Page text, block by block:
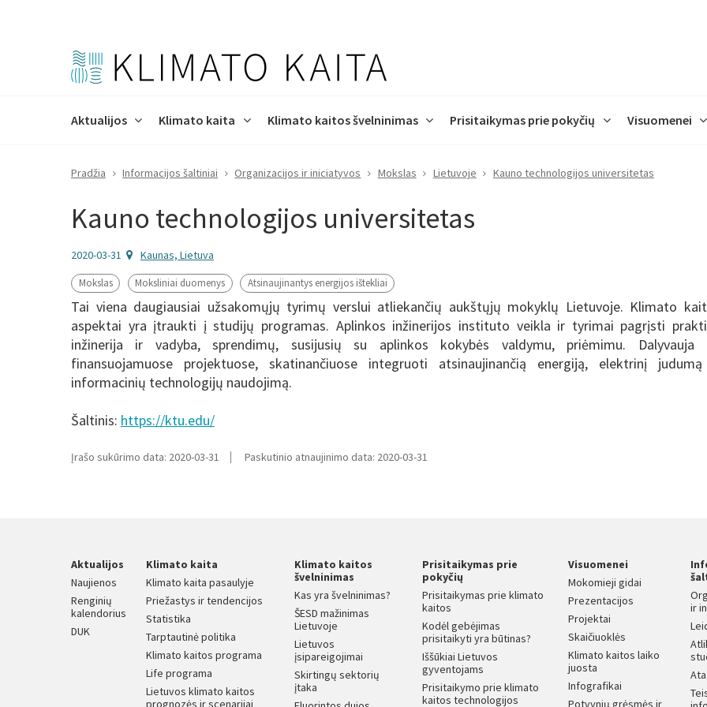
Aktualijos Klimato kaita Klimato kaitos švelninimas Prisitaikymas prie pokyčių Visuomenei
Klimato kaitos programa
Fluorintos dujos
technologijos
būtinas?
Projektas ClimAdapt-LT Projektas „AdaptationHubs“
Klimato kaitos laiko juosta
Teisinė informacija
kalendorius
Tinklalaidė | ŽALIEJI
POKALBIAI
Pradžia Informacijos šaltiniai Organizacijos ir iniciatyvos Mokslas Lietuvoje Kauno technologijos universitetas
Kauno technologijos universitetas
2020-03-31 Kaunas, Lietuva
Mokslas Moksliniai duomenys Atsinaujinantys energijos ištekliai
Tai viena daugiausiai užsakomųjų tyrimų verslui atliekančių aukštųjų mokyklų Lietuvoje. Klimato
aspektai yra įtraukti į studijų programas. Aplinkos inžinerijos instituto veikla ir tyrimai pagrįsti
inžinerija ir vadyba, sprendimų, susijusių su aplinkos kokybės valdymu, priėmimu. Dalyvauja
finansuojamuose projektuose, skatinančiuose integruoti atsinaujinančią energiją, elektrinį
informacinių technologijų naudojimą.
Šaltinis: https://ktu.edu/
Įrašo sukūrimo data: 2020-03-31 Paskutinio atnaujinimo data: 2020-03-31
Aktualijos
Naujienos
Renginių
kalendorius
DUK
Klimato kaita
Klimato kaita pasaulyje
Priežastys ir tendencijos
Statistika
Tarptautinė politika
Klimato kaitos programa
Life programa
Lietuvos klimato kaitos
prognozės ir scenarijai
Klimato kaitos
švelninimas
Kas yra švelninimas?
ŠESD mažinimas
Lietuvoje
Lietuvos
įsipareigojimai
Skirtingų sektorių
įtaka
Prisitaikymas prie
pokyčių
Prisitaikymas prie klimato
kaitos
Kodėl gebėjimas
prisitaikyti yra būtinas?
Iššūkiai Lietuvos
gyventojams
Prisitaikymo prie klimato
kaitos technologijos
Visuomenei
Mokomieji gidai
Prezentacijos
Projektai
Skaičiuoklės
Klimato kaitos laiko
juosta
Infografikai
Potvynių grėsmės ir
ir